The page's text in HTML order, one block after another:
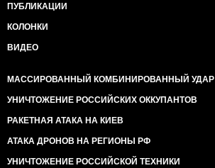
ПУБЛИКАЦИИ
КОЛОНКИ
ВИДЕО
МАССИРОВАННЫЙ КОМБИНИРОВАННЫЙ УДАР
УНИЧТОЖЕНИЕ РОССИЙСКИХ ОККУПАНТОВ
РАКЕТНАЯ АТАКА НА КИЕВ
АТАКА ДРОНОВ НА РЕГИОНЫ РФ
УНИЧТОЖЕНИЕ РОССИЙСКОЙ ТЕХНИКИ